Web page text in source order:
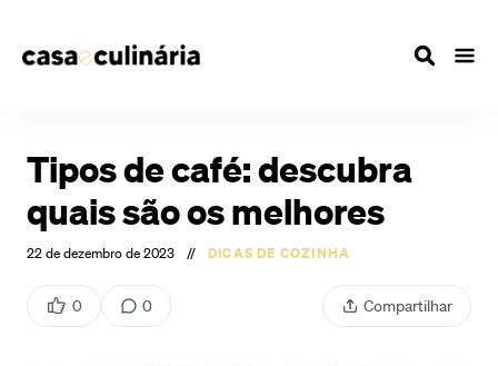
Tipos de café: descubra
quais são os melhores
22 de dezembro de 2023 // DICAS DE COZINHA
0 0 Compartilhar